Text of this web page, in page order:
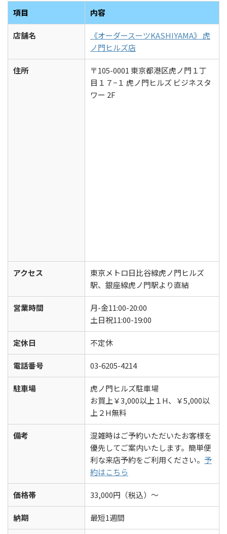
項目 内容
店舗名
《オーダースーツKASHIYAMA》 虎
ノ門ヒルズ店
住所
〒105-0001 東京都港区虎ノ門１丁
目１７−１ 虎ノ門ヒルズ ビジネスタ
ワー 2F
アクセス
東京メトロ日比谷線虎ノ門ヒルズ
駅、銀座線虎ノ門駅より直結
営業時間
月-金11:00-20:00
土日祝11:00-19:00
定休日 不定休
電話番号 03-6205-4214
駐車場
虎ノ門ヒルズ駐車場
お買上￥3,000以上１H、￥5,000以
上２H無料
備考
混雑時はご予約いただいたお客様を
優先してご案内いたします。簡単便
利な来店予約をご利用ください。 予
約はこちら
価格帯 33,000円（税込）～
納期 最短1週間